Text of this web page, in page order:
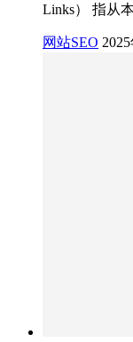
Links） 指从
网站SEO